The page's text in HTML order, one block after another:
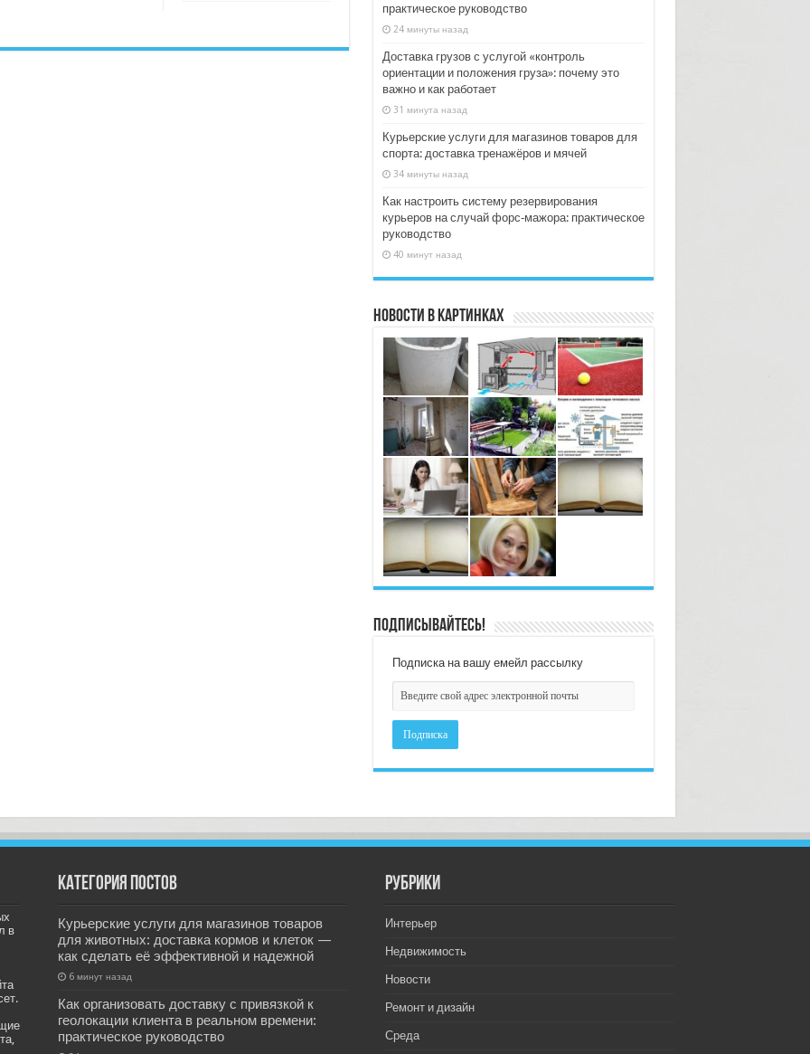
практическое руководство
24 минуты назад
Доставка грузов с услугой «контроль
ориентации и положения груза»: почему это
важно и как работает
31 минута назад
Курьерские услуги для магазинов товаров для
спорта: доставка тренажёров и мячей
34 минуты назад
Как настроить систему резервирования
курьеров на случай форс‑мажора: практическое
руководство
40 минут назад
Новости в картинках
Подписывайтесь!
Подписка на вашу емейл рассылку
в
Категория постов
Курьерские услуги для магазинов товаров
для животных: доставка кормов и клеток —
как сделать её эффективной и надежной
6 минут назад
Как организовать доставку с привязкой к
геолокации клиента в реальном времени:
практическое руководство
РУбрики
Интерьер
Недвижимость
Новости
Ремонт и дизайн
Среда